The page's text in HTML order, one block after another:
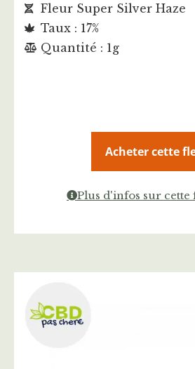
Fleur Super Silver Haze
Taux : 17%
Quantité : 1g
Acheter cette
Plus d'infos sur cette